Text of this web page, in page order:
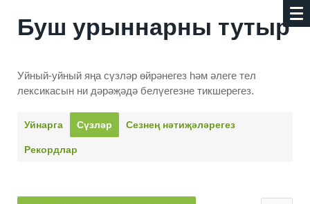
Буш урыннарны тутыр
Уйный-уйный яңа сүзләр өйрәнегез һәм әлеге тел
лексикасын ни дәрәҗәдә белүегезне тикшерегез.
Уйнарга Сүзләр Сезнең нәти­җәләрегез
Рекордлар